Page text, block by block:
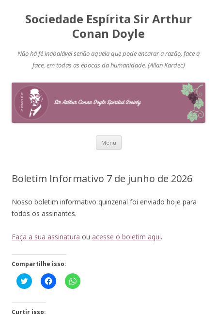
Sociedade Espírita Sir Arthur
Conan Doyle
Não há fé inabalável senão aquela que pode encarar a razão, face a
face, em todas as épocas da humanidade. (Allan Kardec)
Menu Pular
Boletim Informativo 7 de junho de 2026
Nosso boletim informativo quinzenal foi enviado hoje para
todos os assinantes.
Faça a sua assinatura ou acesse o boletim aqui.
Compartilhe isso:
Click
to
Twitter(abre
em
Clique
para
Clique
para
Curtir isso: